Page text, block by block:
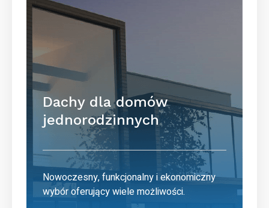
Dachy dla domów
jednorodzinnych
Nowoczesny, funkcjonalny i ekonomiczny
wybór oferujący wiele możliwości.